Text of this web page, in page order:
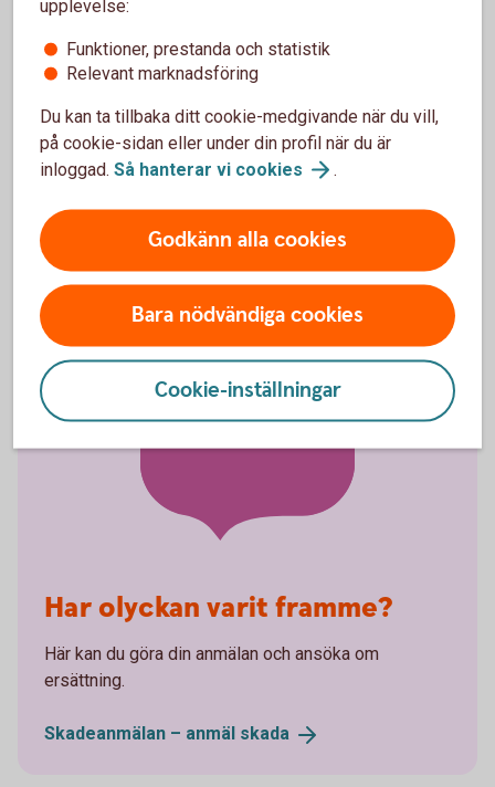
Produktfakta och villkor
Faktablad Gravidförsäkring (pdf)
Förköpsinformation Gravidförsäkring (pdf)
Villkor Gravidförsäkring (pdf)
Har olyckan varit framme?
Här kan du göra din anmälan och ansöka om
ersättning.
Skadeanmälan – anmäl skada
upplevelse:
Funktioner, prestanda och statistik
Relevant marknadsföring
Du kan ta tillbaka ditt cookie-medgivande när du vill,
på cookie-sidan eller under din profil när du är
inloggad. Så hanterar vi cookies .
Godkänn alla cookies
Bara nödvändiga cookies
Cookie-inställningar